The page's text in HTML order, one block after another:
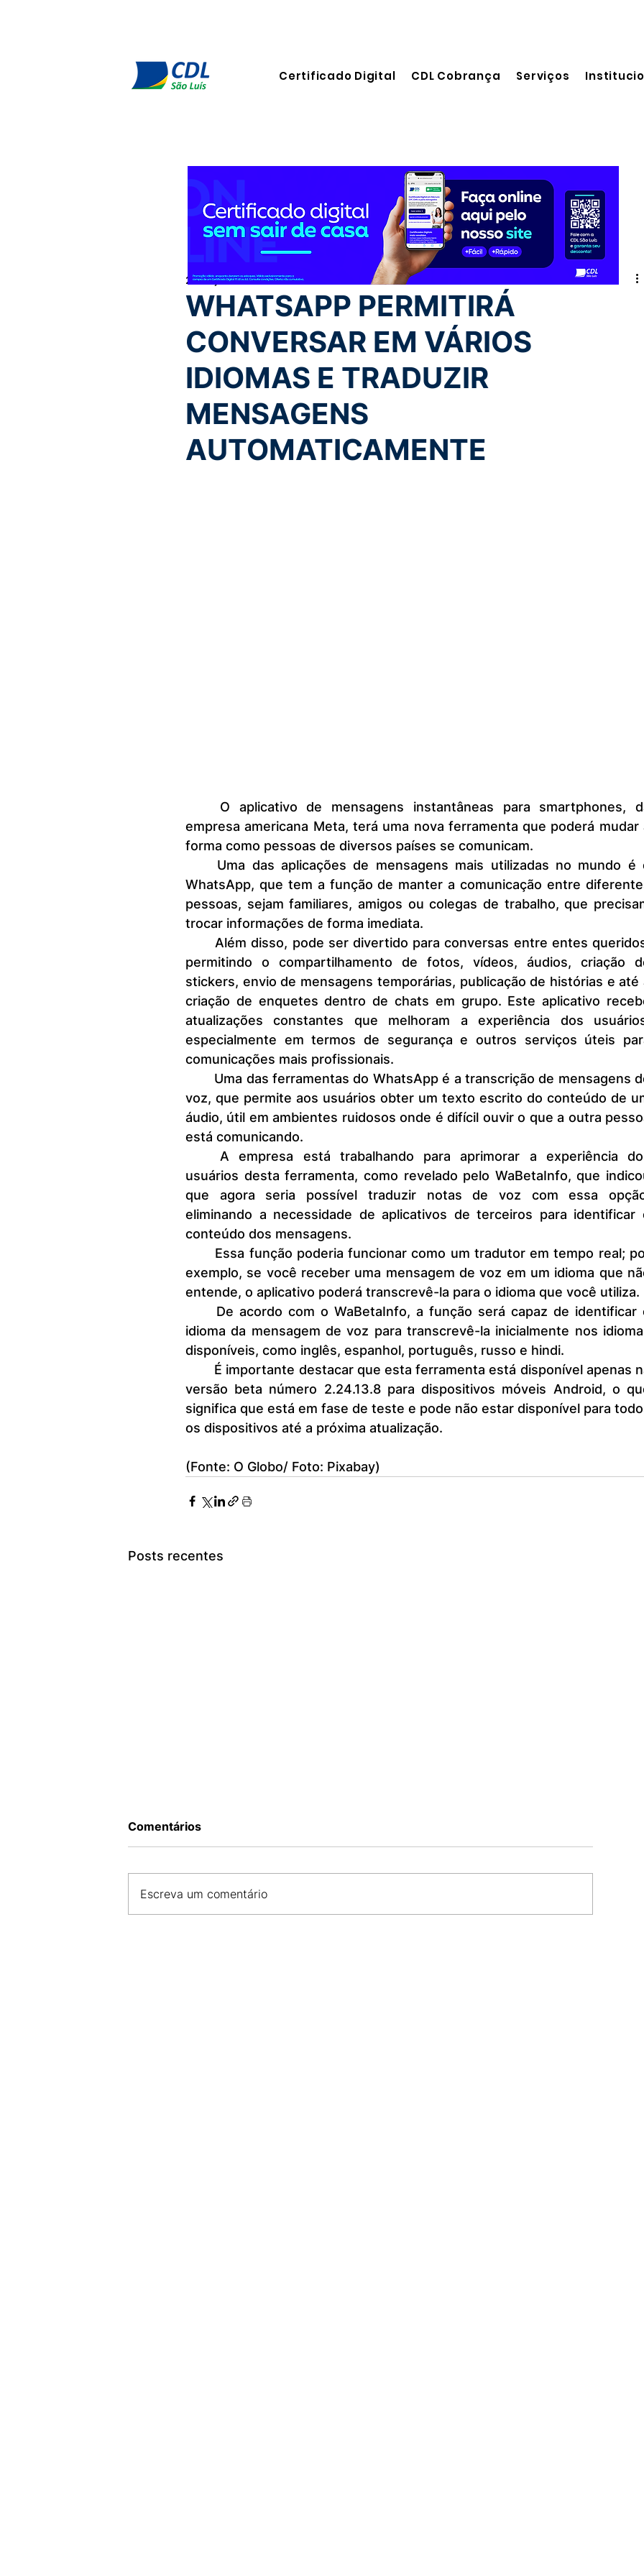
Certificado Digital CDL Cobrança Serviços
WHATSAPP PERMITIRÁ
CONVERSAR EM VÁRIOS
IDIOMAS E TRADUZIR
MENSAGENS
AUTOMATICAMENTE
21 de jun. de 2024 2 min de leitura
empresa americana Meta, terá uma nova ferramenta que poderá mudar
forma como pessoas de diversos países se comunicam.
WhatsApp, que tem a função de manter a comunicação entre
pessoas, sejam familiares, amigos ou colegas de trabalho, que
trocar informações de forma imediata.
permitindo o compartilhamento de fotos, vídeos, áudios, criação
stickers, envio de mensagens temporárias, publicação de histórias e até
criação de enquetes dentro de chats em grupo. Este aplicativo
atualizações constantes que melhoram a experiência dos
especialmente em termos de segurança e outros serviços úteis
comunicações mais profissionais.
voz, que permite aos usuários obter um texto escrito do conteúdo de
áudio, útil em ambientes ruidosos onde é difícil ouvir o que a outra
está comunicando.
usuários desta ferramenta, como revelado pelo WaBetaInfo, que
que agora seria possível traduzir notas de voz com essa
eliminando a necessidade de aplicativos de terceiros para identificar
conteúdo dos mensagens.
exemplo, se você receber uma mensagem de voz em um idioma que
entende, o aplicativo poderá transcrevê-la para o idioma que você utiliza.
idioma da mensagem de voz para transcrevê-la inicialmente nos
disponíveis, como inglês, espanhol, português, russo e hindi.
versão beta número 2.24.13.8 para dispositivos móveis Android, o
significa que está em fase de teste e pode não estar disponível para
os dispositivos até a próxima atualização.
(Fonte: O Globo/ Foto: Pixabay)
Posts recentes
Comentários
Escreva um comentário